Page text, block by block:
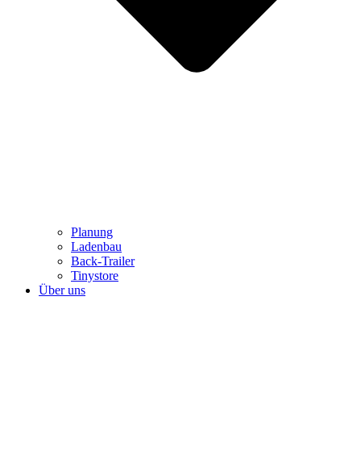
Planung
Ladenbau
Back-Trailer
Tinystore
Über uns